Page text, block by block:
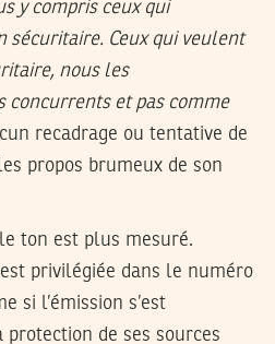
y compris ceux qui
sécuritaire. Ceux qui veulent
nous les
concurrents et pas comme
recadrage ou tentative de
propos brumeux de son
ton est plus mesuré.
est privilégiée dans le numéro
si l’émission s’est
protection de ses sources